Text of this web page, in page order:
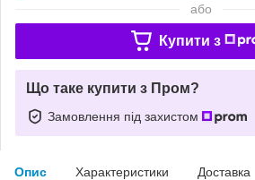
або
Купити з
Що таке купити з Пром?
Замовлення під захистом
Опис Характеристики Доставка